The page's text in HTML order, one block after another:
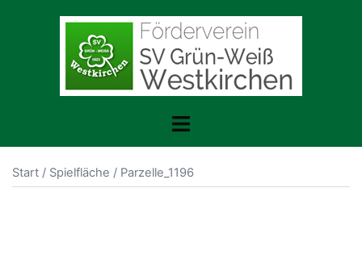
Menü
Start / Spielfläche / Parzelle_1196